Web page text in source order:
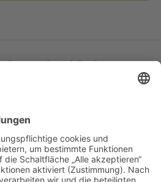
Universität Linz
20
732 / 784293
linz.at